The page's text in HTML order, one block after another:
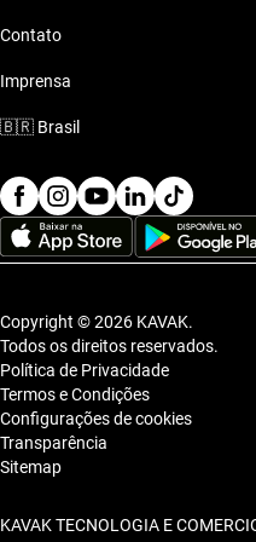
Contato
Imprensa
🇧🇷 Brasil
Copyright © 2026 KAVAK.
Todos os direitos reservados.
Política de Privacidade
Termos e Condições
Configurações de cookies
Transparência
Sitemap
KAVAK TECNOLOGIA E